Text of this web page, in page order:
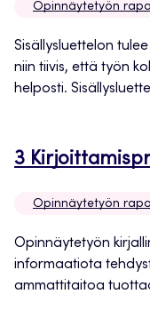
Opinnäytetyön
Sisällysluettelon
niin tiivis, että työn
helposti.
3
Opinnäytetyön
Opinnäytetyön
informaatiota
ammattitaitoa